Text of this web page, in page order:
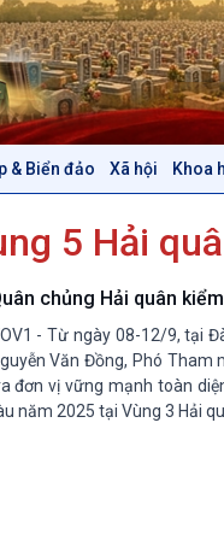
& Biển đảo Xã hội Khoa
Tin Chính trị
Chính phủ với người dân
Quốc hội với cử tri
Xây dựng đảng
Đảng trong cuộc sống
Nhận diện sự thật
Pháp luật và đời sống
5 Hải
chủng Hải quân
- Từ ngày 08-12/9, tại
Văn Đồng, Phó
đơn vị vững mạnh toàn
năm 2025 tại Vùng 3 Hải